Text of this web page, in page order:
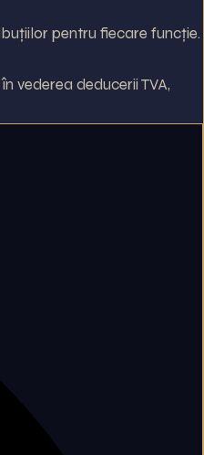
pentru fiecare funcție.
vederea deducerii TVA,